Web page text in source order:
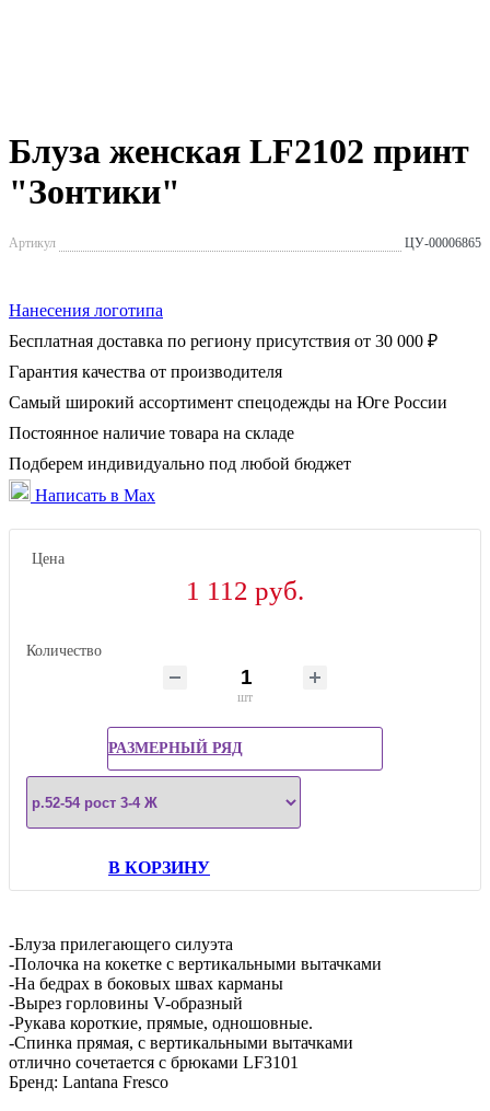
Блуза женская LF2102 принт
"Зонтики"
Артикул ЦУ-00006865
Нанесения логотипа
Бесплатная доставка по региону присутствия от 30 000 ₽
Гарантия качества от производителя
Самый широкий ассортимент спецодежды на Юге России
Постоянное наличие товара на складе
Подберем индивидуально под любой бюджет
Написать в Max
Цена
1 112 руб.
Количество
шт
РАЗМЕРНЫЙ РЯД
В КОРЗИНУ
-Блуза прилегающего силуэта
-Полочка на кокетке с вертикальными вытачками
-На бедрах в боковых швах карманы
-Вырез горловины V-образный
-Рукава короткие, прямые, одношовные.
-Спинка прямая, с вертикальными вытачками
отлично сочетается с брюками LF3101
Бренд: Lantana Fresco